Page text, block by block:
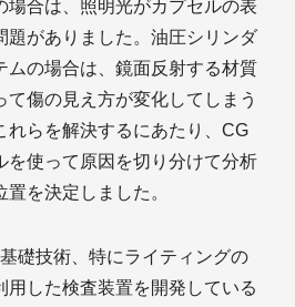
場合は、照明光がカプセルの表
題がありました。油圧シリンダ
ムの場合は、鏡面反射する材質
傷の見え方が変化してしまう
れらを解決するにあたり、CG
を使って原因を切り分けて分析
を決定しました。
礎技術、特にライティングの
用した検査装置を開発している